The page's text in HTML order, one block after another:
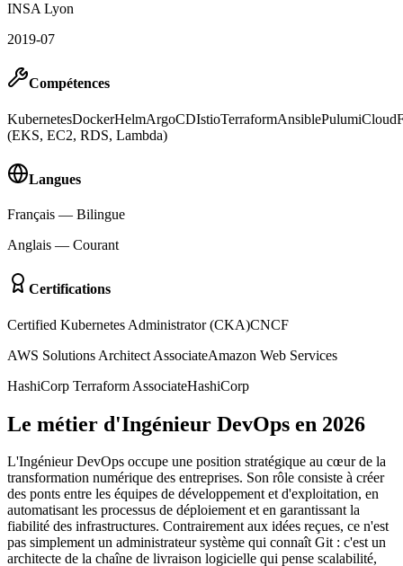
INSA Lyon
2019-07
Compétences
KubernetesDockerHelmArgoCDIstioTerraformAnsiblePulumi
(EKS, EC2, RDS, Lambda)
Langues
Français — Bilingue
Anglais — Courant
Certifications
Certified Kubernetes Administrator (CKA)CNCF
AWS Solutions Architect AssociateAmazon Web Services
HashiCorp Terraform AssociateHashiCorp
Le métier d'Ingénieur DevOps en 2026
L'Ingénieur DevOps occupe une position stratégique au cœur de la
transformation numérique des entreprises. Son rôle consiste à créer
des ponts entre les équipes de développement et d'exploitation, en
automatisant les processus de déploiement et en garantissant la
fiabilité des infrastructures. Contrairement aux idées reçues, ce n'est
pas simplement un administrateur système qui connaît Git : c'est un
architecte de la chaîne de livraison logicielle qui pense scalabilité,